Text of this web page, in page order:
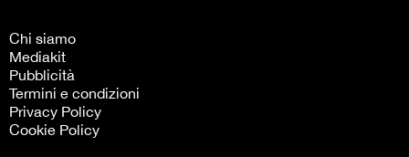
Chi siamo
Mediakit
Pubblicità
Termini e condizioni
Privacy Policy
Cookie Policy